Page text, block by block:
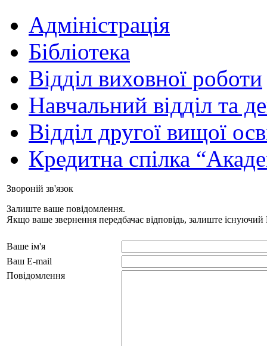
Адміністрація
Бібліотека
Відділ виховної роботи
Навчальний відділ та
Відділ другої вищої
Кредитна спілка
Звороній зв'язок
Залиште ваше повідомлення.
Якщо ваше звернення передбачає відповідь, залиште існуючий
Ваше ім'я
Ваш E-mail
Повідомлення